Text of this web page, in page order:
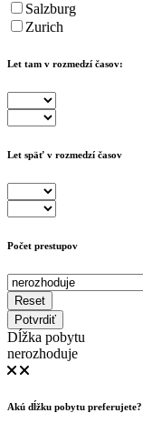
Salzburg
Zurich
Let tam v rozmedzí časov:
Let späť v rozmedzí časov
Počet prestupov
Reset
Potvrdiť
Dĺžka pobytu
nerozhoduje
Akú dĺžku pobytu preferujete?